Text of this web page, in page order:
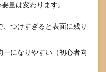
量は変わります。
、つけすぎると表面に残り
一になりやすい（初心者向